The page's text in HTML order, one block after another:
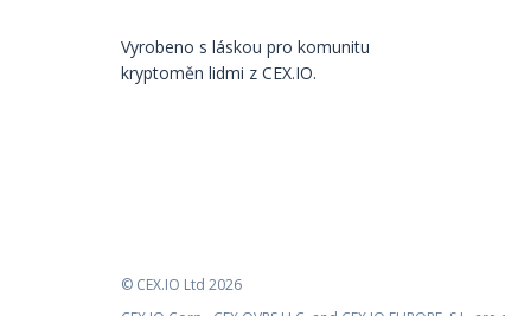
Vyrobeno s láskou️ pro komunitu
kryptoměn lidmi z CEX.IO.
© CEX.IO Ltd 2026